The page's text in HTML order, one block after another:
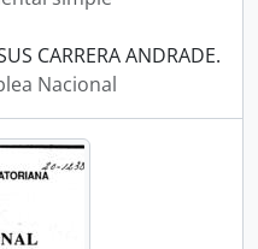
CARRERA ANDRADE.
Nacional